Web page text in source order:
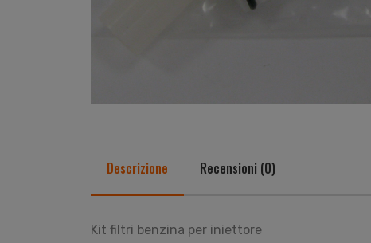
Descrizione Recensioni (0)
Kit filtri benzina per iniettore